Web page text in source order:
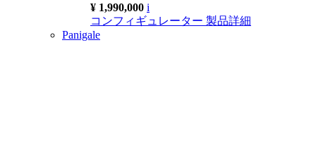
¥ 1,990,000 i
コンフィギュレーター 製品詳細
Panigale